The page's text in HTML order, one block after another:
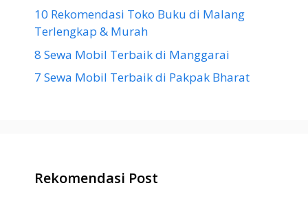
10 Rekomendasi Toko Buku di Malang
Terlengkap & Murah
8 Sewa Mobil Terbaik di Manggarai
7 Sewa Mobil Terbaik di Pakpak Bharat
Rekomendasi Post